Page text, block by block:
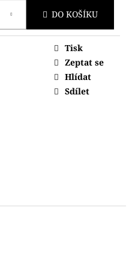
DO KOŠÍKU
Tisk
Zeptat se
Hlídat
Sdílet